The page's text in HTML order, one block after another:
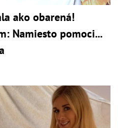
ako obarená!
Namiesto pomoci...